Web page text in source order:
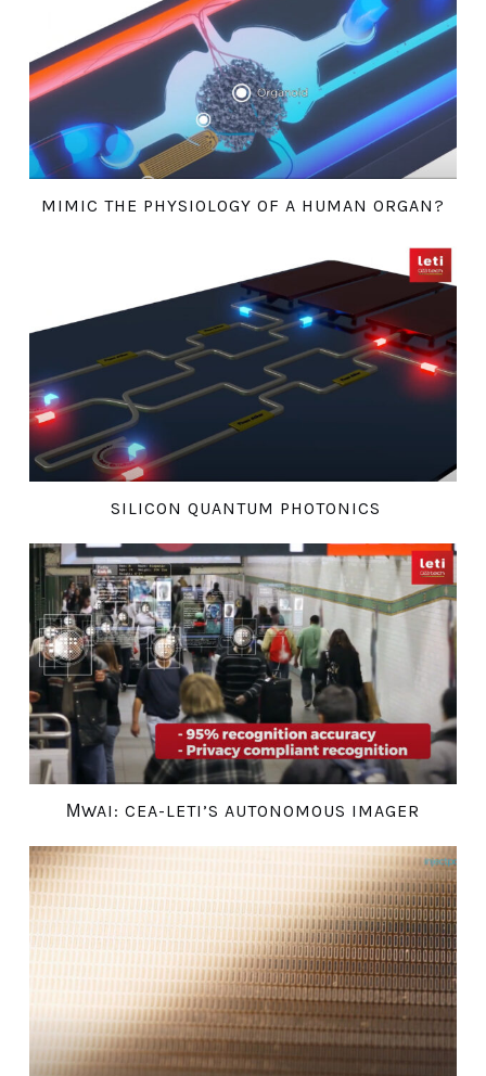
MIMIC THE PHYSIOLOGY OF A HUMAN ORGAN?
SILICON QUANTUM PHOTONICS
ΜWAI: CEA-LETI’S AUTONOMOUS IMAGER